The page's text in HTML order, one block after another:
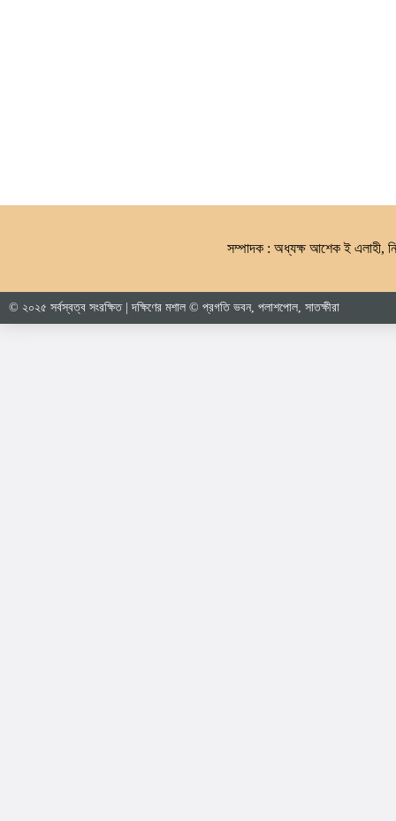
সম্পাদক : অধ্যক্ষ আশেক ই এলাহী,
© ২০২৫ সর্বস্বত্ব সংরক্ষিত | দক্ষিণের মশাল © প্রগতি ভবন, পলাশপোল, সাতক্ষীরা